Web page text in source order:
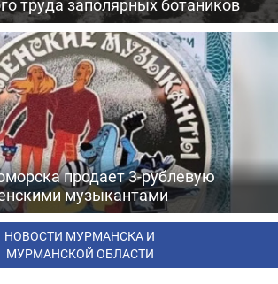
труда заполярных ботаников
продает 3-рублевую
музыкантами
НОВОСТИ МУРМАНСКА И
МУРМАНСКОЙ ОБЛАСТИ